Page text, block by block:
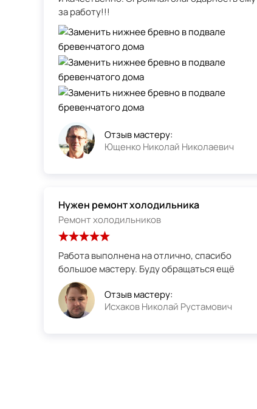
за работу!!!
Отзыв мастеру:
Ющенко Николай Николаевич
Нужен ремонт холодильника
Ремонт холодильников
Работа выполнена на отлично, спасибо
большое мастеру. Буду обращаться ещё
Отзыв мастеру:
Исхаков Николай Рустамович